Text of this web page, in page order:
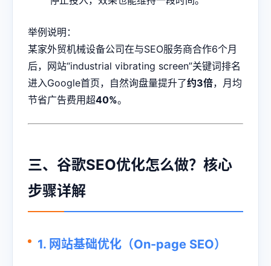
举例说明：
某家外贸机械设备公司在与SEO服务商合作6个月
后，网站“industrial vibrating screen”关键词排名
进入Google首页，自然询盘量提升了约3倍，月均
节省广告费用超40%。
三、谷歌SEO优化怎么做？核心
步骤详解
1. 网站基础优化（On-page SEO）